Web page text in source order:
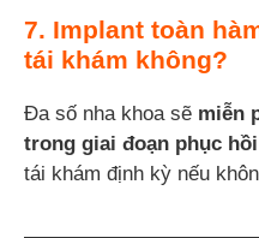
7. Implant toàn
tái khám không?
Đa số nha khoa sẽ miễn
trong giai đoạn phục hồi
tái khám định kỳ nếu